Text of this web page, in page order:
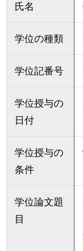
氏名
学位の種類
学位記番号
学位授与の
日付
学位授与の
条件
学位論文題
目